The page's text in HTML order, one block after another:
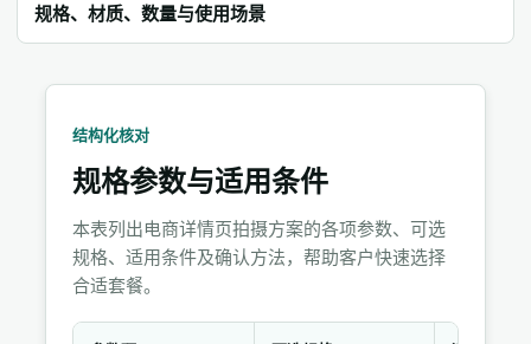
规格、材质、数量与使用场景
结构化核对
规格参数与适用条件
本表列出电商详情页拍摄方案的各项参数、可选
规格、适用条件及确认方法，帮助客户快速选择
合适套餐。